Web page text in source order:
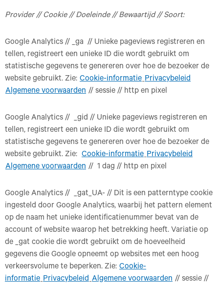
Provider // Cookie // Doeleinde // Bewaartijd // Soort:
Google Analytics // _ga // Unieke pageviews registreren en
tellen, registreert een unieke ID die wordt gebruikt om
statistische gegevens te genereren over hoe de bezoeker de
website gebruikt. Zie: Cookie-informatie Privacybeleid
Algemene voorwaarden // sessie // http en pixel
Google Analytics // _gid // Unieke pageviews registreren en
tellen, registreert een unieke ID die wordt gebruikt om
statistische gegevens te genereren over hoe de bezoeker de
website gebruikt. Zie: Cookie-informatie Privacybeleid
Algemene voorwaarden // 1 dag // http en pixel
Google Analytics // _gat_UA- // Dit is een patterntype cookie
ingesteld door Google Analytics, waarbij het pattern element
op de naam het unieke identificatienummer bevat van de
account of website waarop het betrekking heeft. Variatie op
de _gat cookie die wordt gebruikt om de hoeveelheid
gegevens die Google opneemt op websites met een hoog
verkeersvolume te beperken. Zie: Cookie-
informatie Privacybeleid Algemene voorwaarden // sessie //